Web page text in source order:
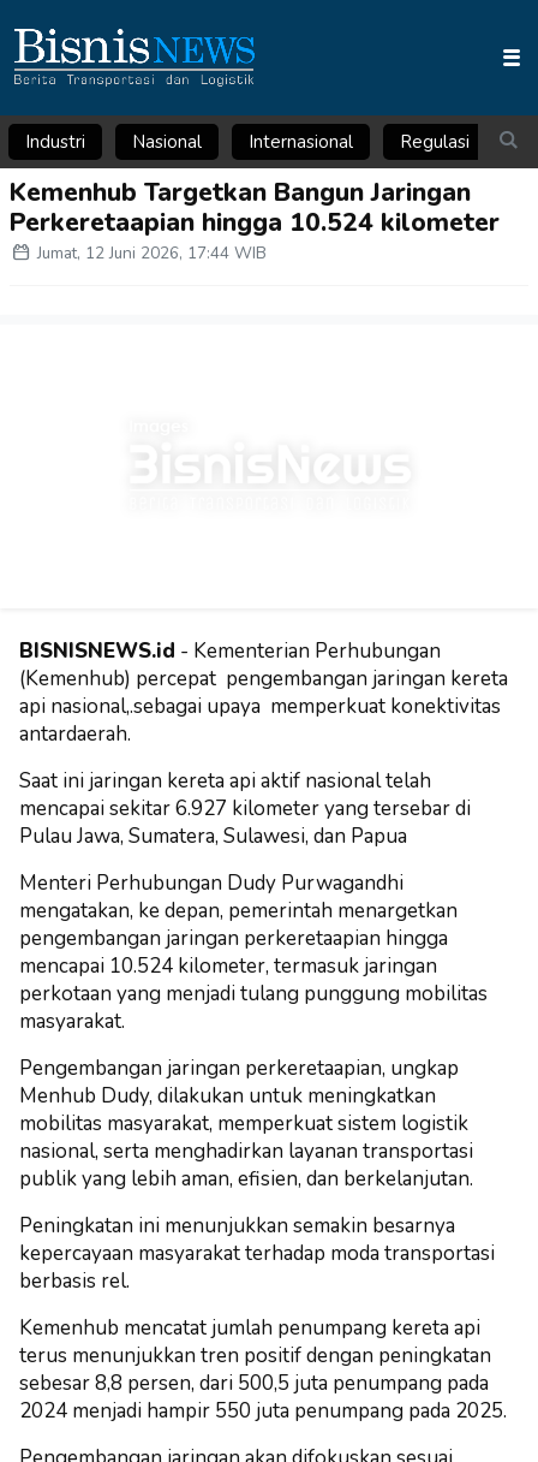
Industri Nasional Internasional Regulasi
Kemenhub Targetkan Bangun Jaringan
Perkeretaapian hingga 10.524 kilometer
Jumat, 12 Juni 2026, 17:44 WIB
BISNISNEWS.id - Kementerian Perhubungan
(Kemenhub) percepat pengembangan jaringan kereta
api nasional,.sebagai upaya memperkuat konektivitas
antardaerah.
Saat ini jaringan kereta api aktif nasional telah
mencapai sekitar 6.927 kilometer yang tersebar di
Pulau Jawa, Sumatera, Sulawesi, dan Papua
Menteri Perhubungan Dudy Purwagandhi
mengatakan, ke depan, pemerintah menargetkan
pengembangan jaringan perkeretaapian hingga
mencapai 10.524 kilometer, termasuk jaringan
perkotaan yang menjadi tulang punggung mobilitas
masyarakat.
Pengembangan jaringan perkeretaapian, ungkap
Menhub Dudy, dilakukan untuk meningkatkan
mobilitas masyarakat, memperkuat sistem logistik
nasional, serta menghadirkan layanan transportasi
publik yang lebih aman, efisien, dan berkelanjutan.
Peningkatan ini menunjukkan semakin besarnya
kepercayaan masyarakat terhadap moda transportasi
berbasis rel.
Kemenhub mencatat jumlah penumpang kereta api
terus menunjukkan tren positif dengan peningkatan
sebesar 8,8 persen, dari 500,5 juta penumpang pada
2024 menjadi hampir 550 juta penumpang pada 2025.